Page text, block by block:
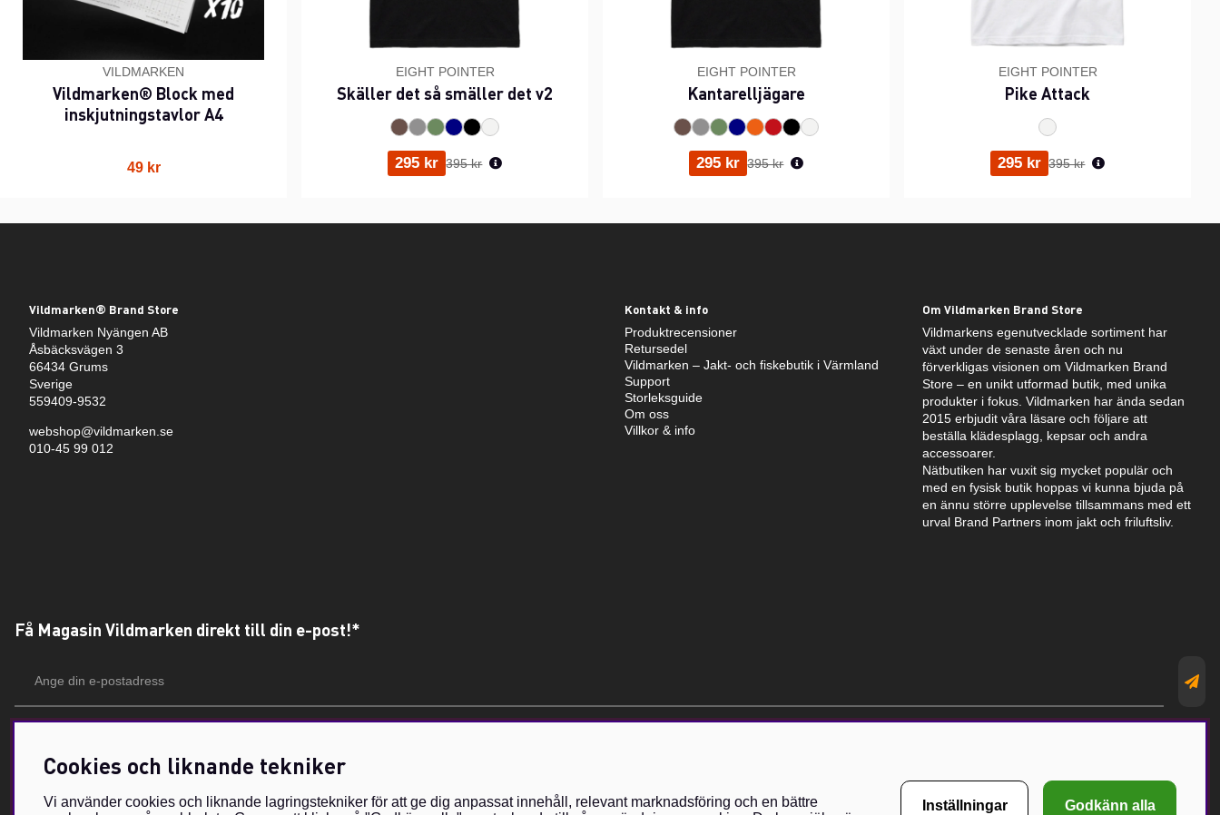
VILDMARKEN
Vildmarken® Block med
inskjutningstavlor A4
49 kr
EIGHT POINTER
Skäller det så smäller det v2
295 kr Ordinarie pris:
395 kr
EIGHT POINTER
Kantarelljägare
295 kr Ordinarie pris:
395 kr
EIGHT POINTER
Pike Attack
295 kr Ordinarie pris:
395 kr
Vildmarken® Brand Store
Vildmarken Nyängen AB
Åsbäcksvägen 3
66434 Grums
Sverige
559409-9532
webshop@vildmarken.se
010-45 99 012
Kontakt & info
Produktrecensioner
Retursedel
Vildmarken – Jakt- och fiskebutik i Värmland
Support
Storleksguide
Om oss
Villkor & info
Om Vildmarken Brand Store
Vildmarkens egenutvecklade sortiment har
växt under de senaste åren och nu
förverkligas visionen om Vildmarken Brand
Store – en unikt utformad butik, med unika
produkter i fokus. Vildmarken har ända sedan
2015 erbjudit våra läsare och följare att
beställa klädesplagg, kepsar och andra
accessoarer.
Nätbutiken har vuxit sig mycket populär och
med en fysisk butik hoppas vi kunna bjuda på
en ännu större upplevelse tillsammans med ett
urval Brand Partners inom jakt och friluftsliv.
Få Magasin Vildmarken direkt till din e-post!*
postadress
Cookies och liknande tekniker
Vi använder cookies och liknande lagringstekniker för att ge dig anpassat innehåll, relevant marknadsföring och en bättre
Inställningar Godkänn alla